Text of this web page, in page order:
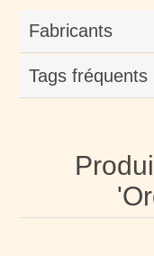
Fabricants
Tags fréquents